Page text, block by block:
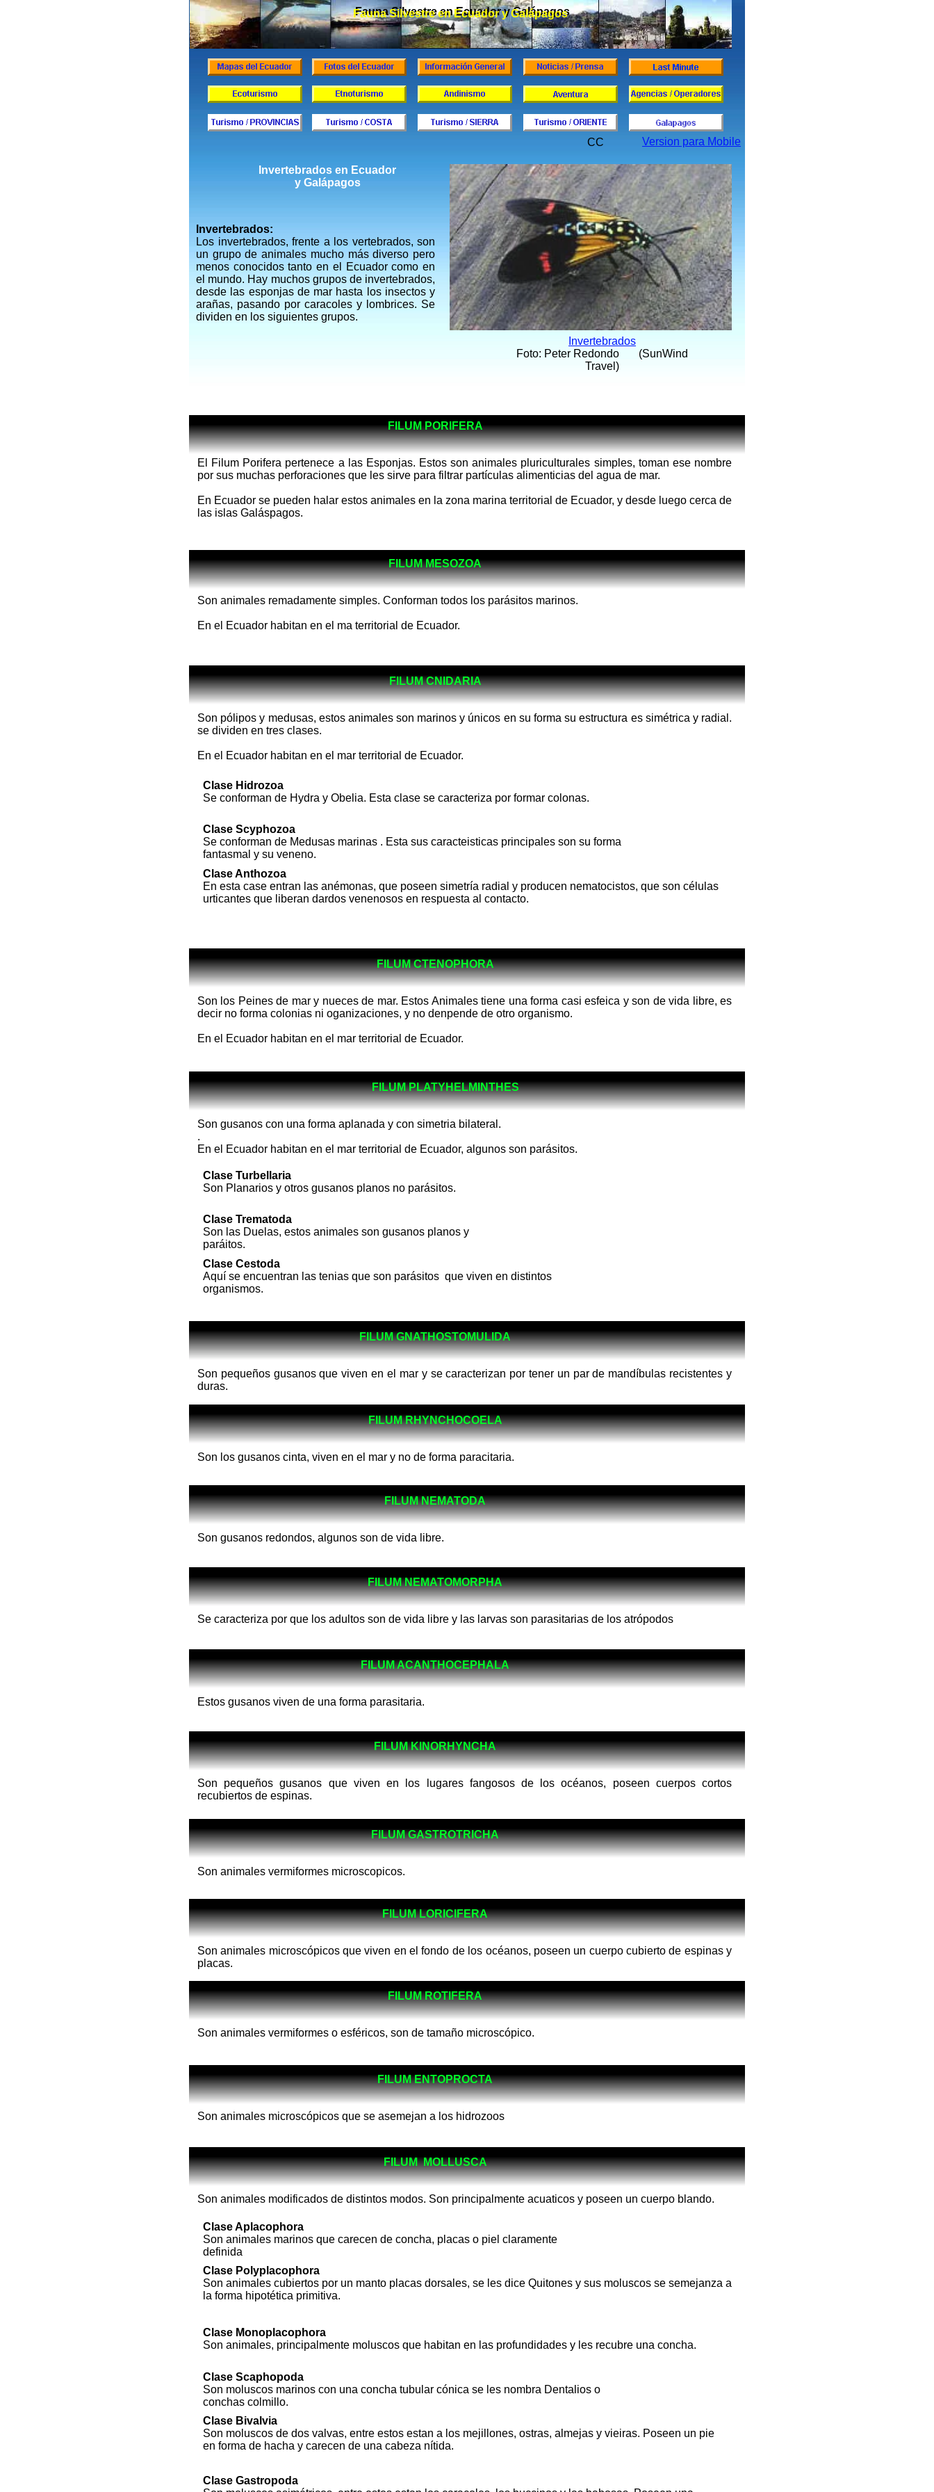
Fauna Silvestre en Ecuador y Galápagos
Fauna Silvestre en Ecuador y Galápagos
Invertebrados en Ecuador
y Galápagos
Invertebrados:
Los invertebrados, frente a los vertebrados, son
un grupo de animales mucho más diverso pero
menos conocidos tanto en el Ecuador como en
el mundo. Hay muchos grupos de invertebrados,
desde las esponjas de mar hasta los insectos y
arañas, pasando por caracoles y lombrices. Se
dividen en los siguientes grupos.
Son animales remadamente simples. Conforman todos los parásitos marinos.
En el Ecuador habitan en el ma territorial de Ecuador.
FILUM MESOZOA
Son pólipos y medusas, estos animales son marinos y únicos en su forma su estructura es simétrica y radial.
se dividen en tres clases.
En el Ecuador habitan en el mar territorial de Ecuador.
FILUM CNIDARIA
Clase Hidrozoa
Se conforman de Hydra y Obelia. Esta clase se caracteriza por formar colonas.
Clase Scyphozoa
Se conforman de Medusas marinas . Esta sus caracteisticas principales son su forma
fantasmal y su veneno.
Clase Anthozoa
En esta case entran las anémonas, que poseen simetría radial y producen nematocistos, que son células
urticantes que liberan dardos venenosos en respuesta al contacto.
FILUM CTENOPHORA
Son los Peines de mar y nueces de mar. Estos Animales tiene una forma casi esfeica y son de vida libre, es
decir no forma colonias ni oganizaciones, y no denpende de otro organismo.
En el Ecuador habitan en el mar territorial de Ecuador.
FILUM PLATYHELMINTHES
Son gusanos con una forma aplanada y con simetria bilateral.
.
En el Ecuador habitan en el mar territorial de Ecuador, algunos son parásitos.
Clase Turbellaria
Son Planarios y otros gusanos planos no parásitos.
Clase Trematoda
Son las Duelas, estos animales son gusanos planos y
paráitos.
Clase Cestoda
Aquí se encuentran las tenias que son parásitos que viven en distintos
organismos.
Son pequeños gusanos que viven en el mar y se caracterizan por tener un par de mandíbulas recistentes y
duras.
FILUM GNATHOSTOMULIDA
Son los gusanos cinta, viven en el mar y no de forma paracitaria.
FILUM RHYNCHOCOELA
Son gusanos redondos, algunos son de vida libre.
FILUM NEMATODA
Se caracteriza por que los adultos son de vida libre y las larvas son parasitarias de los atrópodos
FILUM NEMATOMORPHA
Estos gusanos viven de una forma parasitaria.
FILUM ACANTHOCEPHALA
Son pequeños gusanos que viven en los lugares fangosos de los océanos, poseen cuerpos cortos
recubiertos de espinas.
FILUM KINORHYNCHA
Son animales vermiformes microscopicos.
FILUM GASTROTRICHA
Son animales microscópicos que viven en el fondo de los océanos, poseen un cuerpo cubierto de espinas y
placas.
FILUM LORICIFERA
Son animales vermiformes o esféricos, son de tamaño microscópico.
FILUM ROTIFERA
Son animales microscópicos que se asemejan a los hidrozoos
FILUM ENTOPROCTA
Son animales modificados de distintos modos. Son principalmente acuaticos y poseen un cuerpo blando.
FILUM MOLLUSCA
Clase Aplacophora
Son animales marinos que carecen de concha, placas o piel claramente
definida
Clase Polyplacophora
Son animales cubiertos por un manto placas dorsales, se les dice Quitones y sus moluscos se semejanza a
la forma hipotética primitiva.
Clase Monoplacophora
Son animales, principalmente moluscos que habitan en las profundidades y les recubre una concha.
Clase Bivalvia
Son moluscos de dos valvas, entre estos estan a los mejillones, ostras, almejas y vieiras. Poseen un pie
en forma de hacha y carecen de una cabeza nítida.
Clase Gastropoda
Clase Scaphopoda
Son moluscos marinos con una concha tubular cónica se les nombra Dentalios o
conchas colmillo.
El Filum Porifera pertenece a las Esponjas. Estos son animales pluriculturales simples, toman ese nombre
por sus muchas perforaciones que les sirve para filtrar partículas alimenticias del agua de mar.
En Ecuador se pueden halar estos animales en la zona marina territorial de Ecuador, y desde luego cerca de
las islas Galáspagos.
FILUM PORIFERA
Invertebrados
Foto: Peter Redondo (SunWind
Travel)
Version para Mobile
CC